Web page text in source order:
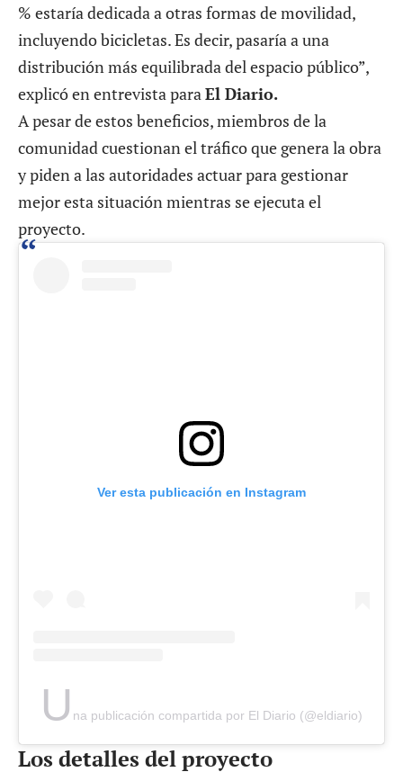
% estaría dedicada a otras formas de movilidad,
incluyendo bicicletas. Es decir, pasaría a una
distribución más equilibrada del espacio público”,
explicó en entrevista para El Diario.
A pesar de estos beneficios, miembros de la
comunidad cuestionan el tráfico que genera la obra
y piden a las autoridades actuar para gestionar
mejor esta situación mientras se ejecuta el
proyecto.
Ver esta publicación en Instagram
U na publicación compartida por El Diario (@eldiario)
Los detalles del proyecto